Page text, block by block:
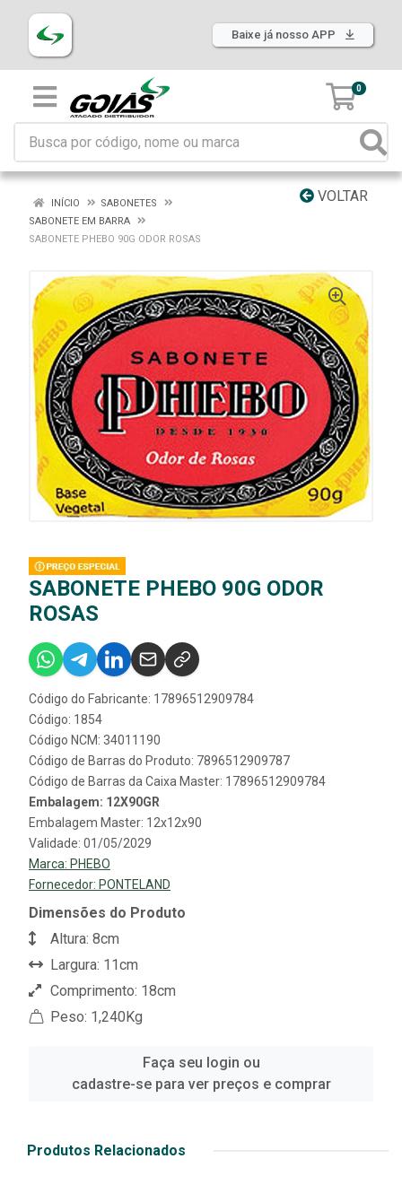
Baixe já nosso APP
0
VOLTAR
INÍCIO
SABONETES
SABONETE EM BARRA
SABONETE PHEBO 90G ODOR ROSAS
SABONETE PHEBO 90G ODOR
ROSAS
Código do Fabricante: 17896512909784
Código: 1854
Código NCM: 34011190
Código de Barras do Produto: 7896512909787
Código de Barras da Caixa Master: 17896512909784
Embalagem: 12X90GR
Embalagem Master: 12x12x90
Validade: 01/05/2029
Marca: PHEBO
Fornecedor: PONTELAND
Dimensões do Produto
Altura: 8cm
Largura: 11cm
Comprimento: 18cm
Peso: 1,240Kg
Faça seu login ou
cadastre-se para ver preços e comprar
Produtos Relacionados